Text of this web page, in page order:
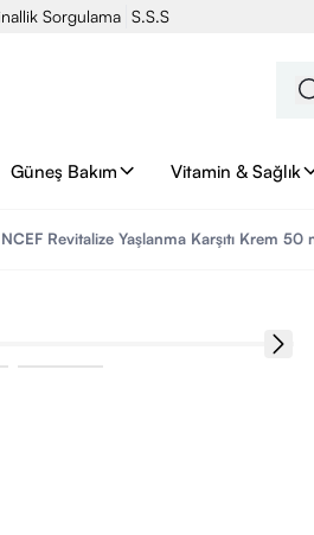
Sorgulama S.S.S
Güneş Bakım Vitamin & Sağlık
Revitalize Yaşlanma Karşıtı Krem 50